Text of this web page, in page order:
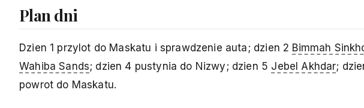
Plan dni
Dzien 1 przylot do Maskatu i sprawdzenie auta; dzien 2 Bimmah
Wahiba Sands; dzien 4 pustynia do Nizwy; dzien 5 Jebel Akhdar;
powrot do Maskatu.